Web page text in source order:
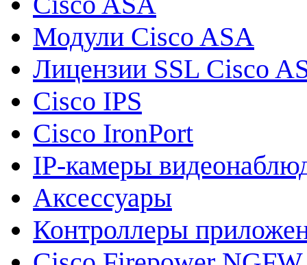
Модули Cisco ASA
Лицензии SSL Cisco
Cisco IPS
Cisco IronPort
IP-камеры
Аксессуары
Контроллеры